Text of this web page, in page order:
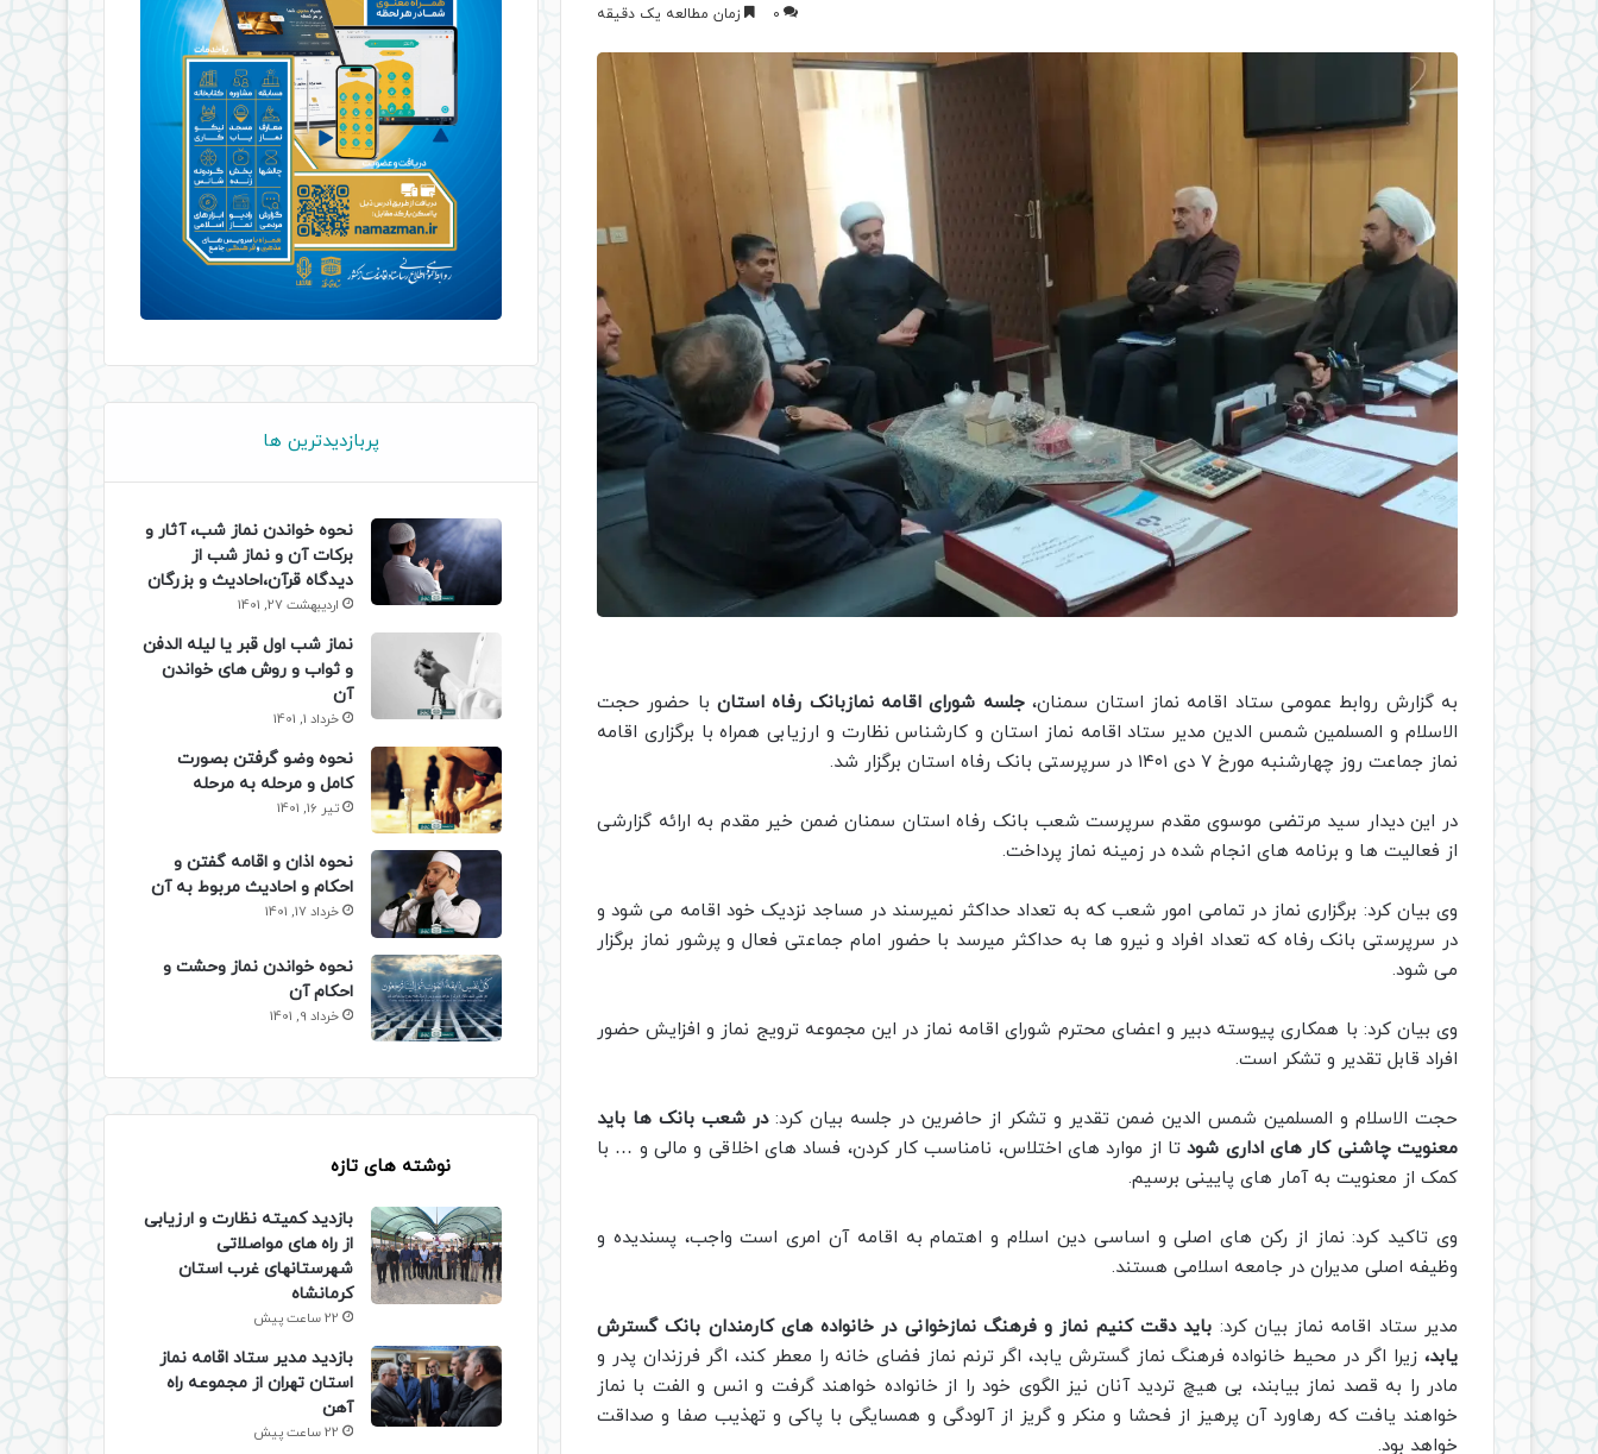
0 زمان مطالعه یک دقیقه
به گزارش روابط عمومی ستاد اقامه نماز استان سمنان،جلسه شورای اقامه نمازبانک رفاه استانبا حضور حجت
الاسلام و المسلمین شمس الدین مدیر ستاد اقامه نماز استان و کارشناس نظارت و ارزیابی همراه با برگزاری اقامه
نماز جماعت روز چهارشنبه مورخ ۷ دی ۱۴۰۱ در سرپرستی بانک رفاه استان برگزار شد.
در این دیدار سید مرتضی موسوی مقدم سرپرست شعب بانک رفاه استان سمنان ضمن خیر مقدم به ارائه گزارشی
از فعالیت ها و برنامه های انجام شده در زمینه نماز پرداخت.
وی بیان کرد: برگزاری نماز در تمامی امور شعب که به تعداد حداکثر نمیرسند در مساجد نزدیک خود اقامه می شود و
در سرپرستی بانک رفاه که تعداد افراد و نیرو ها به حداکثر میرسد با حضور امام جماعتی فعال و پرشور نماز برگزار
می شود.
وی بیان کرد: با همکاری پیوسته دبیر و اعضای محترم شورای اقامه نماز در این مجموعه ترویج نماز و افزایش حضور
افراد قابل تقدیر و تشکر است.
حجت الاسلام و المسلمین شمس الدین ضمن تقدیر و تشکر از حاضرین در جلسه بیان کرد:در شعب بانک ها باید
معنویت چاشنی کار های اداری شودتا از موارد های اختلاس، نامناسب کار کردن، فساد های اخلاقی و مالی و … با
کمک از معنویت به آمار های پایینی برسیم.
وی تاکید کرد: نماز از رکن های اصلی و اساسی دین اسلام و اهتمام به اقامه آن امری است واجب، پسندیده و
وظیفه اصلی مدیران در جامعه اسلامی هستند.
مدیر ستاد اقامه نماز بیان کرد: باید دقت کنیم نماز و فرهنگ نمازخوانی در خانواده های کارمندان بانک گسترش
یابد، زیرا اگر در محیط خانواده فرهنگ نماز گسترش یابد، اگر ترنم نماز فضای خانه را معطر کند، اگر فرزندان پدر و
مادر را به قصد نماز بیابند، بی هیچ تردید آنان نیز الگوی خود را از خانواده خواهند گرفت و انس و الفت با نماز
خواهند یافت که رهاورد آن پرهیز از فحشا و منکر و گریز از آلودگی و همسایگی با پاکی و تهذیب صفا و صداقت
خواهد بود.
پربازدیدترین ها
نحوه خواندن نماز شب، آثار و
برکات آن و نماز شب از
دیدگاه قرآن،احادیث و بزرگان
اردیبهشت 27, 1401
نماز شب اول قبر یا لیله الدفن
و ثواب و روش های خواندن
آن
خرداد 1, 1401
نحوه وضو گرفتن بصورت
کامل و مرحله به مرحله
تیر 16, 1401
نحوه اذان و اقامه گفتن و
احکام و احادیث مربوط به آن
خرداد 17, 1401
نحوه خواندن نماز وحشت و
احکام آن
خرداد 9, 1401
نوشته های تازه
بازدید کمیته نظارت و ارزیابی
از راه های مواصلاتی
شهرستانهای غرب استان
کرمانشاه
22 ساعت پیش
بازدید مدیر ستاد اقامه نماز
استان تهران از مجموعه راه
آهن
22 ساعت پیش